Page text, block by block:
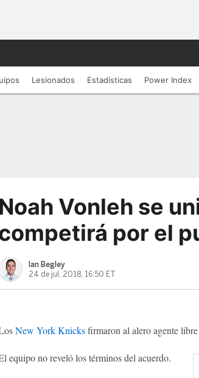
Lesionados Estadí­sticas Power Index
Noah Vonleh se
por el
Ian Begley
24 de jul, 2018, 16:50 ET
New York Knicksfirmaron al alero agente libre
equipo no reveló los términos del acuerdo.